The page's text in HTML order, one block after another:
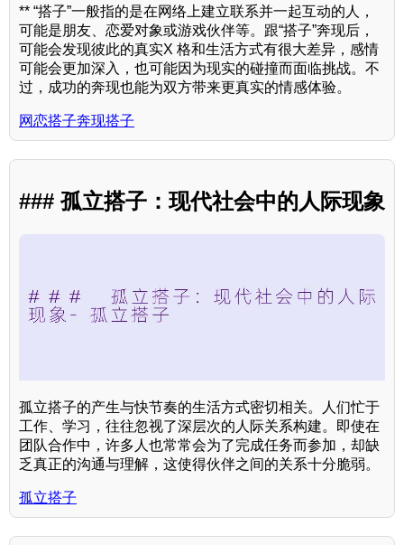
** “搭子”一般指的是在网络上建立联系并一起互动的人，
可能是朋友、恋爱对象或游戏伙伴等。跟“搭子”奔现后，
可能会发现彼此的真实X 格和生活方式有很大差异，感情
可能会更加深入，也可能因为现实的碰撞而面临挑战。不
过，成功的奔现也能为双方带来更真实的情感体验。
网恋搭子奔现搭子
### 孤立搭子：现代社会中的人际现象
孤立搭子的产生与快节奏的生活方式密切相关。人们忙于
工作、学习，往往忽视了深层次的人际关系构建。即使在
团队合作中，许多人也常常会为了完成任务而参加，却缺
乏真正的沟通与理解，这使得伙伴之间的关系十分脆弱。
孤立搭子